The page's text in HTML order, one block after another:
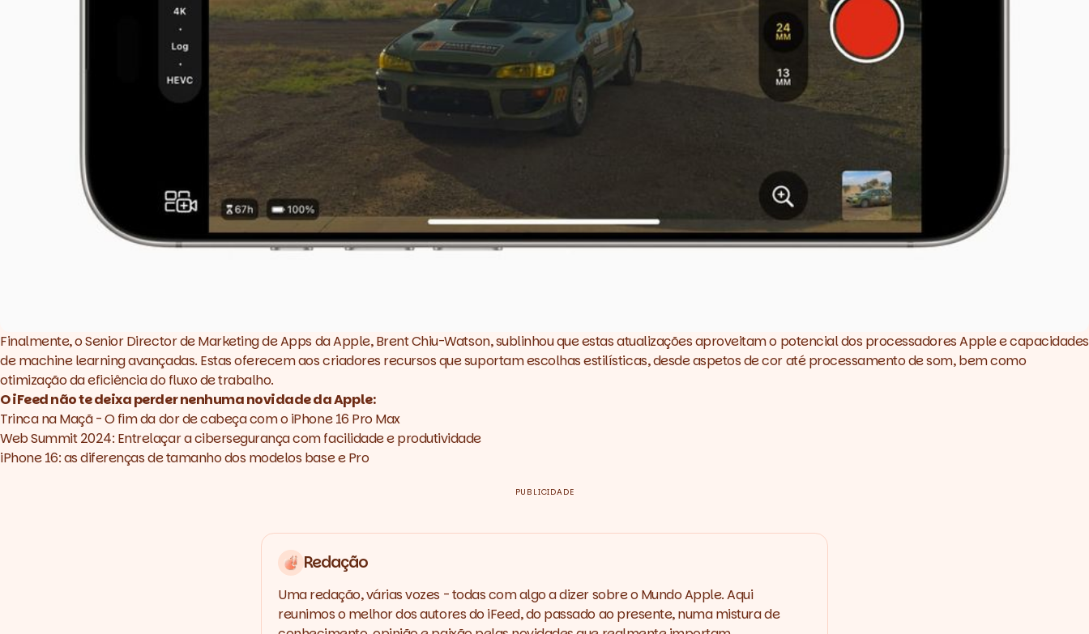
Finalmente, o Senior Director de Marketing de Apps da Apple, Brent Chiu-Watson, sublinhou que estas atualizações aproveitam o potencial dos processadores Apple e capacidades
demachine learningavançadas. Estas oferecem aos criadores recursos que suportam escolhas estilísticas, desde aspetos de cor até processamento de som, bem como
otimização da eficiência do fluxo de trabalho.
O iFeed não te deixa perder nenhuma novidade da Apple:
Trinca na Maçã - O fim da dor de cabeça com o iPhone 16 Pro Max
Web Summit 2024: Entrelaçar a cibersegurança com facilidade e produtividade
iPhone 16: as diferenças de tamanho dos modelos base e Pro
PUBLICIDADE
Redação
Uma redação, várias vozes - todas com algo a dizer sobre o Mundo Apple. Aqui
reunimos o melhor dos autores do iFeed, do passado ao presente, numa mistura de